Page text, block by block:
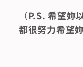
（P.S. 希望妳
都很努力希望